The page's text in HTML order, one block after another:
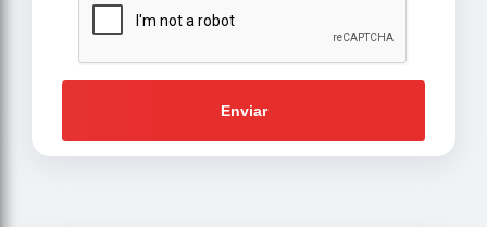
Enviar